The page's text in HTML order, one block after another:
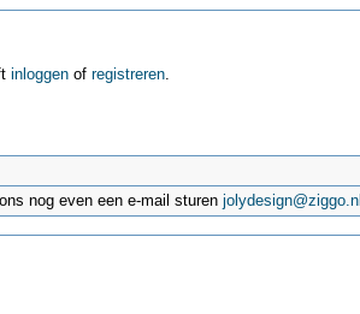
inloggenof registreren.
nog even een e-mail sturenjolydesign@ziggo.nl